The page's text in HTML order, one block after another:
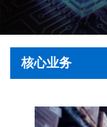
核心业务